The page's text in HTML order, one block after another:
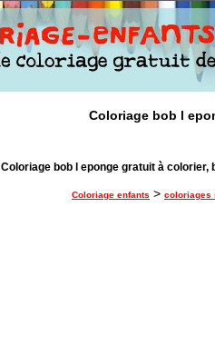
Coloriage bob l
Coloriage bob l eponge gratuit à
Coloriage enfants > coloriages